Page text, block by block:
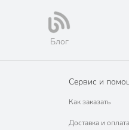
Блог
Сервис и
Как заказать
Доставка и оплата